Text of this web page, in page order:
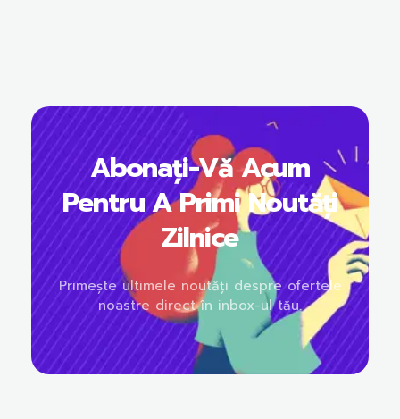
Abonați-Vă Acum
Pentru A Primi Noutăți
Zilnice
Primește ultimele noutăți despre ofertele
noastre direct în inbox-ul tău.